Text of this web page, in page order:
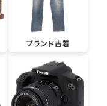
ブランド古着